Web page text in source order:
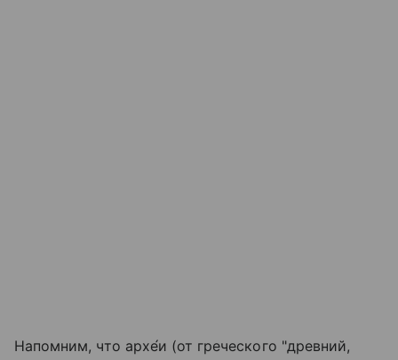
Напомним, что архе́и (от греческого "древний,